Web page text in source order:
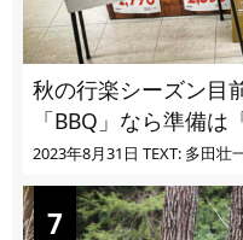
秋の行楽シーズン
「BBQ」なら準備
2023年8月31日 TEXT: 多田壮